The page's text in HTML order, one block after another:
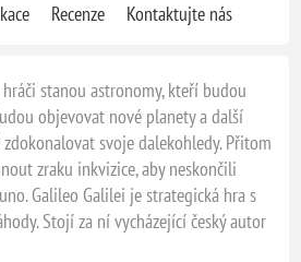
Recenze Kontaktujte nás
stanou astronomy, kteří budou
objevovat nové planety a další
svoje dalekohledy. Přitom
zraku inkvizice, aby neskončili
Galileo Galilei je strategická hra s
Stojí za ní vycházející český autor